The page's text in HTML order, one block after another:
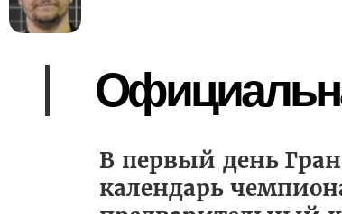
В первый день
календарь